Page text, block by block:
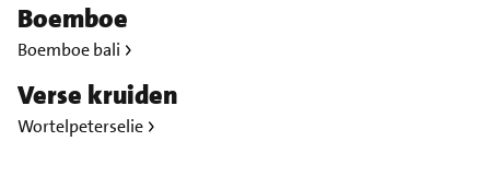
Boemboe
Boemboe bali
Verse kruiden
Wortelpeterselie